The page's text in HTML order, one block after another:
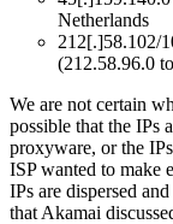
Netherlands
212[.]58.102/
(212.58.96.0
We are not certain
possible that the IPs
proxyware, or the
ISP wanted to make
IPs are dispersed
that Akamai